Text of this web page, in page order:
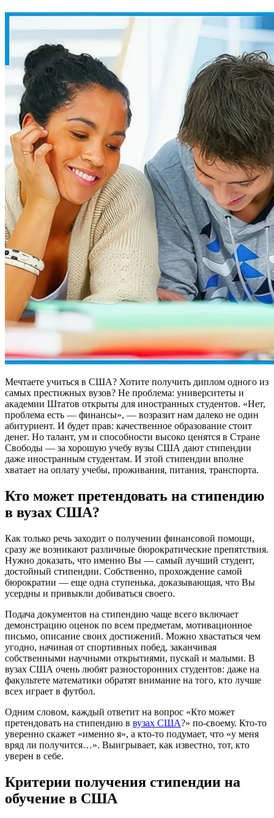
Мечтаете учиться в США? Хотите получить диплом одного из
самых престижных вузов? Не проблема: университеты и
академии Штатов открыты для иностранных студентов. «Нет,
проблема есть — финансы», — возразит нам далеко не один
абитуриент. И будет прав: качественное образование стоит
денег. Но талант, ум и способности высоко ценятся в Стране
Свободы — за хорошую учебу вузы США дают стипендии
даже иностранным студентам. И этой стипендии вполне
хватает на оплату учебы, проживания, питания, транспорта.
Кто может претендовать на стипендию
в вузах США?
Как только речь заходит о получении финансовой помощи,
сразу же возникают различные бюрократические препятствия.
Нужно доказать, что именно Вы — самый лучший студент,
достойный стипендии. Собственно, прохождение самой
бюрократии — еще одна ступенька, доказывающая, что Вы
усердны и привыкли добиваться своего.
Подача документов на стипендию чаще всего включает
демонстрацию оценок по всем предметам, мотивационное
письмо, описание своих достижений. Можно хвастаться чем
угодно, начиная от спортивных побед, заканчивая
собственными научными открытиями, пускай и малыми. В
вузах США очень любят разносторонних студентов: даже на
факультете математики обратят внимание на того, кто лучше
всех играет в футбол.
Одним словом, каждый ответит на вопрос «Кто может
претендовать на стипендию в вузах США?» по-своему. Кто-то
уверенно скажет «именно я», а кто-то подумает, что «у меня
вряд ли получится…». Выигрывает, как известно, тот, кто
уверен в себе.
Критерии получения стипендии на
обучение в США